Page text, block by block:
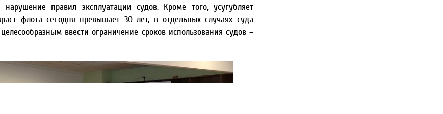
правил эксплуатации судов. Кроме того, усугубляет
флота сегодня превышает 30 лет, в отдельных случаях суда
ввести ограничение сроков использования судов –